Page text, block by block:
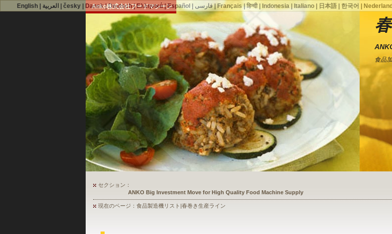
Anko株式会社フードマシーン
食品
セクション：
ANKO's Food Processing Equipment Assists a Shoe Seller to Start a Food Business
現在のページ：食品製造機リスト|春巻き生産ライン
English| العربية česky| Dansk|Deutsch|Ελληνικά|Español فارسی|Français|हिन्दी| Indonesia| Italiano| 日本語| 한국어